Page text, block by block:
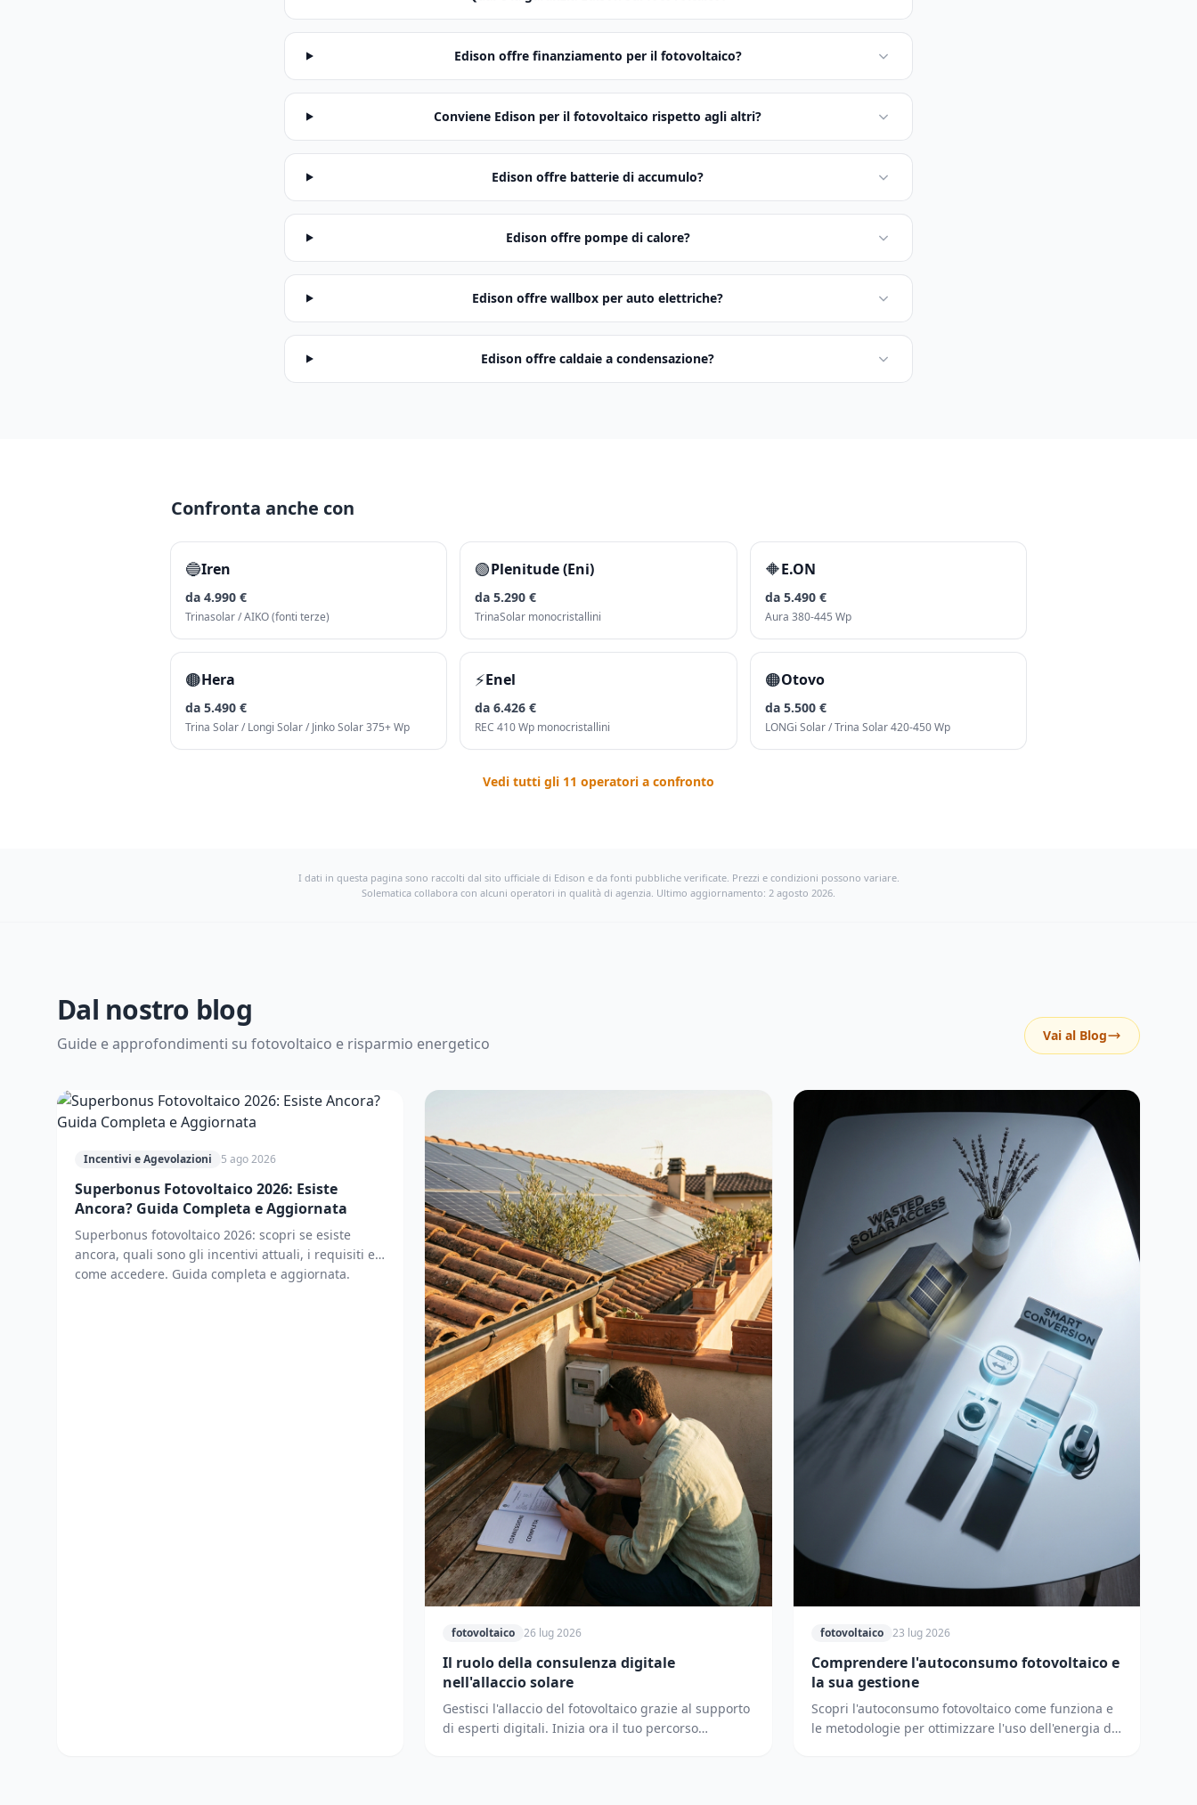
Edison offre finanziamento per il fotovoltaico?
Conviene Edison per il fotovoltaico rispetto agli altri?
Edison offre batterie di accumulo?
Edison offre pompe di calore?
Edison offre wallbox per auto elettriche?
Edison offre caldaie a condensazione?
Confronta anche con
🔵Iren
da 4.990 €
Trinasolar / AIKO (fonti terze)
🟢Plenitude (Eni)
da 5.290 €
TrinaSolar monocristallini
🔶E.ON
da 5.490 €
Aura 380-445 Wp
🟤Hera
da 5.490 €
Trina Solar / Longi Solar / Jinko Solar 375+ Wp
⚡Enel
da 6.426 €
REC 410 Wp monocristallini
🟠Otovo
da 5.500 €
LONGi Solar / Trina Solar 420-450 Wp
Vedi tutti gli 11 operatori a confronto
I dati in questa pagina sono raccolti dal sito ufficiale di Edison e da fonti pubbliche verificate. Prezzi e condizioni possono variare.
Solematica collabora con alcuni operatori in qualità di agenzia. Ultimo aggiornamento: 2 agosto 2026.
Dal nostro blog
Guide e approfondimenti su fotovoltaico e risparmio energetico Vai al Blog
Incentivi e Agevolazioni 5 ago 2026
Superbonus Fotovoltaico 2026: Esiste
Ancora? Guida Completa e Aggiornata
Superbonus fotovoltaico 2026: scopri se esiste
ancora, quali sono gli incentivi attuali, i requisiti e
come accedere. Guida completa e aggiornata.
fotovoltaico 26 lug 2026
Il ruolo della consulenza digitale
nell'allaccio solare
Gestisci l'allaccio del fotovoltaico grazie al supporto
di esperti digitali. Inizia ora il tuo percorso
fotovoltaico 23 lug 2026
Comprendere l'autoconsumo fotovoltaico e
la sua gestione
Scopri l'autoconsumo fotovoltaico come funziona e
le metodologie per ottimizzare l'uso dell'energia di